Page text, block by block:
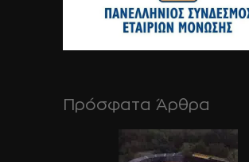
Πρόσφατα Άρθρα